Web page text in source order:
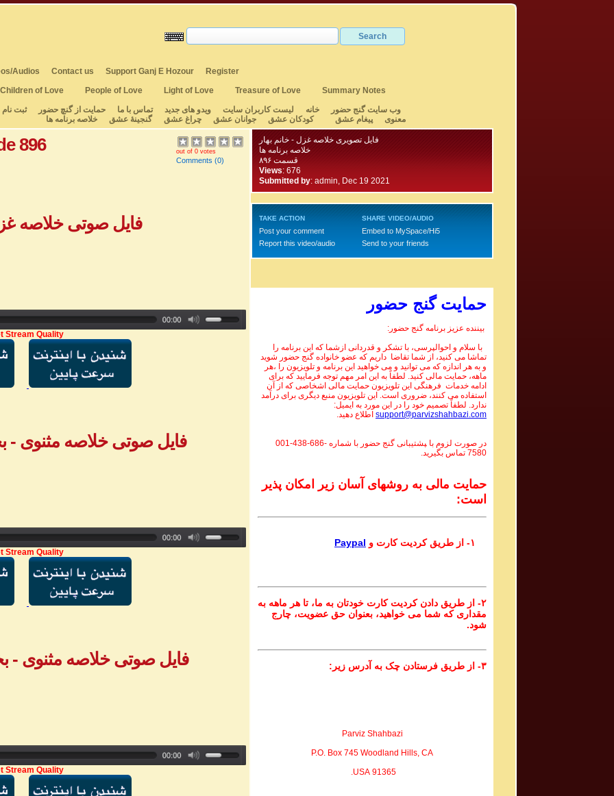
Audios Contact us Support Ganj E Hozour
Register
Children of Love People of Love Light of Love Treasure of Love
Summary Notes
وب سایت گنج حضور
خانه لیست کاربران سایت ویدو های جدید تماس با ما حمایت از گنچ حضور ثبت نام
معنوی
پیغام عشق کودکان عشق جوانان عشق چراغ عشق گنجینهٔ عشق خلاصه برنامه ها
896 out of 0 votes
Comments (0)
فایل صوتی خلاصه
Stream Quality
فایل صوتی خلاصه مثنوی - بخش ۱ -
Stream Quality
فایل صوتی خلاصه مثنوی - بخش ۲ -
Stream Quality
فایل تصویری خلاصه غزل - خانم بهار
خلاصه برنامه ها
قسمت ۸۹۶
Views: 676
Submitted by: admin, Dec 19 2021
TAKE ACTION
Post your comment
Report this video/audio
SHARE VIDEO/AUDIO
Embed to MySpace/Hi5
Send to your friends
حمایت گنج حضور
بیننده عزیز برنامه گنج حضور:
با سلام و احوالپرسی، با تشکر و قدردانی ازشما که این برنامه را
تماشا می کنید، از شما تقاضا داریم که عضو خانواده گنج حضور شوید
و به هر اندازه که می توانید و می خواهید این برنامه و تلویزیون را ،هر
ماهه، حمایت مالی کنید. لطفاً به این امر مهم توجه فرمایید که برای
ادامه خدمات فرهنگی این تلویزیون حمایت مالی اشخاصی که از آن
استفاده می کنند، ضروری است. این تلویزیون منبع دیگری برای درآمد
ندارد. لطفاً تصمیم خود را در این مورد به ایمیل:
support@parvizshahbazi.com اطلاع دهید.
در صورت لزوم با ‍پشتیبانی گنج حضور با شماره 001-438-686-
7580 تماس بگیرید.
حمایت مالی به روشهای آسان زیر امکان پذیر
است:
Paypal
۲- از طریق دادن کردیت کارت خودتان به ما، تا هر ماهه به
مقداری که شما می خواهید، بعنوان حق عضویت، چارج
شود.
۳- از طریق فرستادن چک به آدرس زیر:
Parviz Shahbazi
P.O. Box 745 Woodland Hills, CA
91365 USA.